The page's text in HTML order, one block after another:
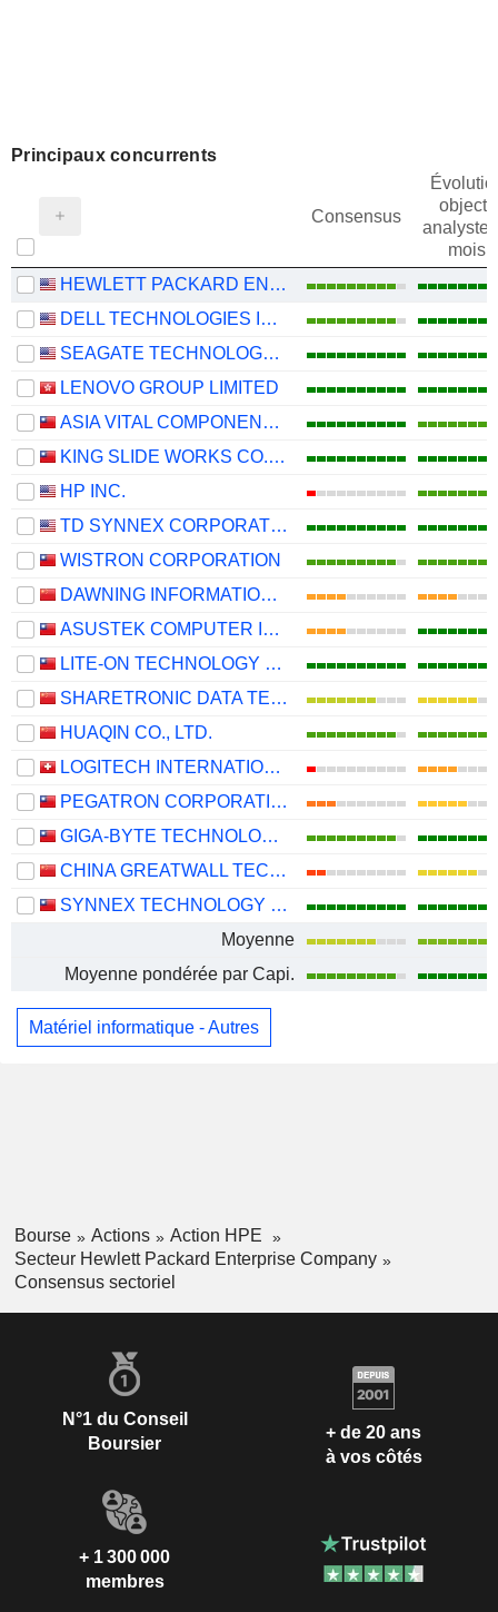
Principaux concurrents
Consensus
objectif
mois
HEWLETT PACKARD ENTERPRISE COMPANY
DELL TECHNOLOGIES INC.
SEAGATE TECHNOLOGY HOLDINGS PLC
LENOVO GROUP LIMITED
ASIA VITAL COMPONENTS CO., LTD.
KING SLIDE WORKS CO., LTD.
HP INC.
TD SYNNEX CORPORATION
WISTRON CORPORATION
DAWNING INFORMATION INDUSTRY CO., LTD.
ASUSTEK COMPUTER INC.
LITE-ON TECHNOLOGY CORPORATION
SHARETRONIC DATA TECHNOLOGY CO., LTD.
HUAQIN CO., LTD.
LOGITECH INTERNATIONAL S.A.
PEGATRON CORPORATION
GIGA-BYTE TECHNOLOGY CO., LTD.
CHINA GREATWALL TECHNOLOGY GROUP CO., LTD.
SYNNEX TECHNOLOGY INTERNATIONAL CORPORATION
Moyenne
Moyenne pondérée par Capi.
Matériel informatique - Autres
Bourse Actions
Action HPE
Secteur Hewlett Packard Enterprise Company
Consensus sectoriel
N°1 du Conseil
Boursier
+ de 20 ans
à vos côtés
+ 1 300 000
membres